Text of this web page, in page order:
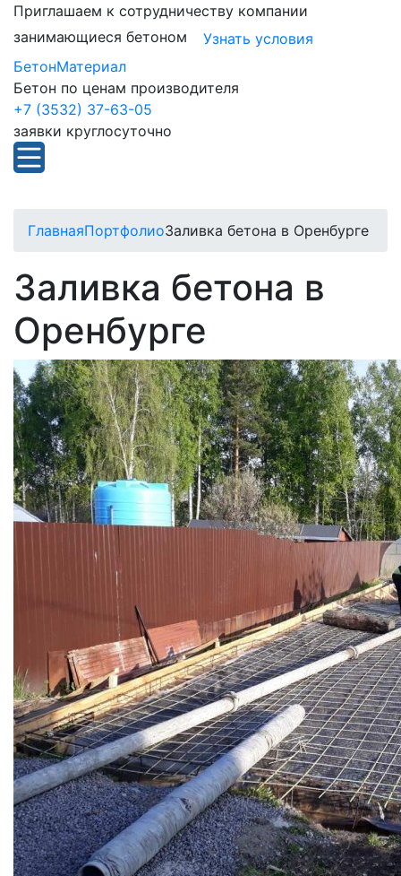
Приглашаем к сотрудничеству компании
занимающиеся бетоном
Узнать условия
БетонМатериал
Бетон по ценам производителя
+7 (3532) 37-63-05
заявки круглосуточно
ГлавнаяПортфолиоЗаливка бетона в Оренбурге
Заливка бетона в
Оренбурге